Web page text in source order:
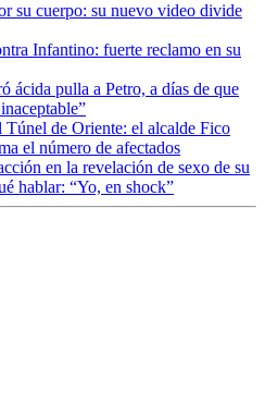
su cuerpo: su nuevo video divide
Infantino: fuerte reclamo en su
ácida pulla a Petro, a días de que
de Oriente: el alcalde Fico
el número de afectados
en la revelación de sexo de su
hablar: “Yo, en shock”